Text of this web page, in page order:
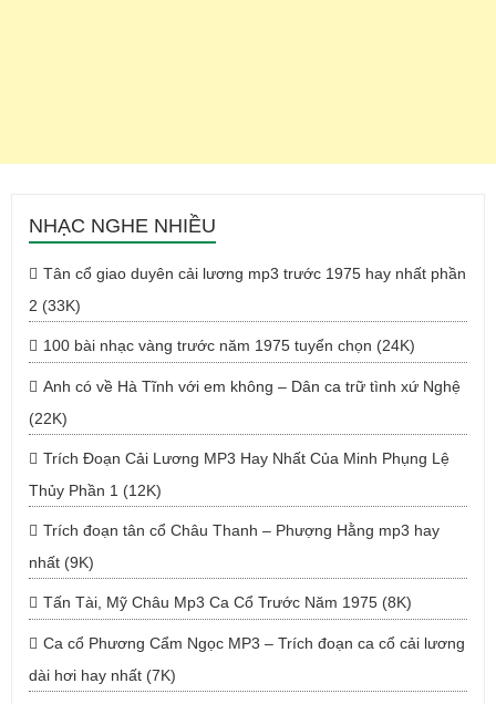
NHẠC NGHE NHIỀU
Tân cổ giao duyên cải lương mp3 trước 1975 hay nhất phần
2 (33K)
100 bài nhạc vàng trước năm 1975 tuyển chọn (24K)
Anh có về Hà Tĩnh với em không – Dân ca trữ tình xứ Nghệ
(22K)
Trích Đoạn Cải Lương MP3 Hay Nhất Của Minh Phụng Lệ
Thủy Phần 1 (12K)
Trích đoạn tân cổ Châu Thanh – Phượng Hằng mp3 hay
nhất (9K)
Tấn Tài, Mỹ Châu Mp3 Ca Cổ Trước Năm 1975 (8K)
Ca cổ Phương Cẩm Ngọc MP3 – Trích đoạn ca cổ cải lương
dài hơi hay nhất (7K)